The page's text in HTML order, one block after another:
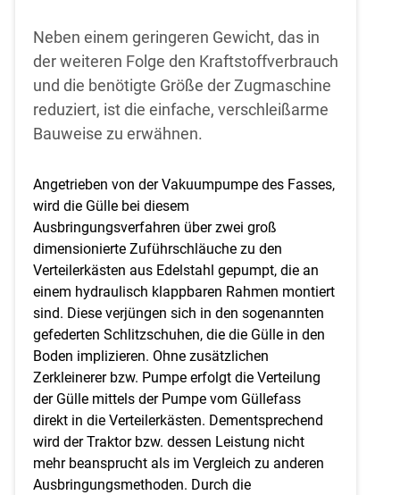
Skip to main content
Neben einem geringeren Gewicht, das in
der weiteren Folge den Kraftstoffverbrauch
und die benötigte Größe der Zugmaschine
reduziert, ist die einfache, verschleißarme
Bauweise zu erwähnen.
Angetrieben von der Vakuumpumpe des Fasses,
wird die Gülle bei diesem
Ausbringungsverfahren über zwei groß
dimensionierte Zuführschläuche zu den
Verteilerkästen aus Edelstahl gepumpt, die an
einem hydraulisch klappbaren Rahmen montiert
sind. Diese verjüngen sich in den sogenannten
gefederten Schlitzschuhen, die die Gülle in den
Boden implizieren. Ohne zusätzlichen
Zerkleinerer bzw. Pumpe erfolgt die Verteilung
der Gülle mittels der Pumpe vom Güllefass
direkt in die Verteilerkästen. Dementsprechend
wird der Traktor bzw. dessen Leistung nicht
mehr beansprucht als im Vergleich zu anderen
Ausbringungsmethoden. Durch die